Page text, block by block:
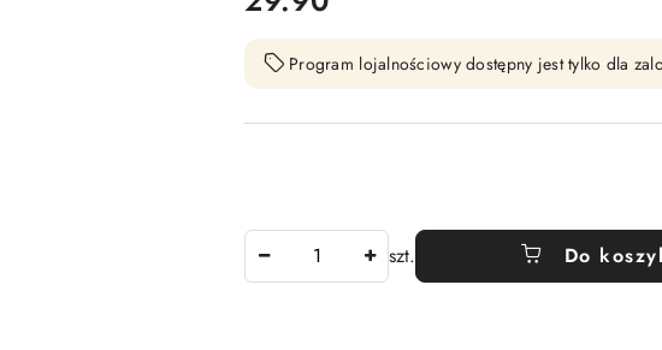
Program lojalnościowy dostępny jest tylko dla
szt. Do